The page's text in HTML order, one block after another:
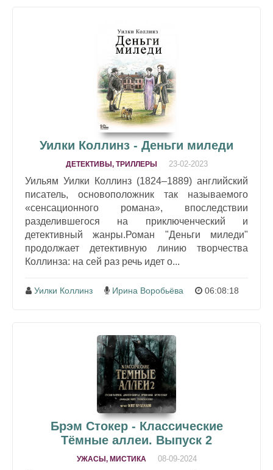
Уилки Коллинз - Деньги миледи
ДЕТЕКТИВЫ, ТРИЛЛЕРЫ 23-02-2023
Уильям Уилки Коллинз (1824–1889) английский
писатель, основоположник так называемого
«сенсационного романа», впоследствии
разделившегося на приключенческий и
детективный жанры.Роман "Деньги миледи"
продолжает детективную линию творчества
Коллинза: на сей раз речь идет о...
Уилки Коллинз Ирина Воробьёва 06:08:18
Брэм Стокер - Классические
Тёмные аллеи. Выпуск 2
УЖАСЫ, МИСТИКА 08-09-2024